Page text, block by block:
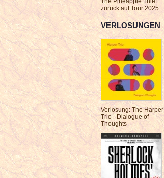
zurück auf Tour 2025
VERLOSUNGEN
Verlosung: The Harper
Trio - Dialogue of
Thoughts